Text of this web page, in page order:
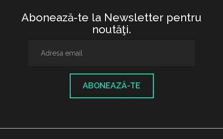
Abonează-te la Newsletter pentru
noutăţi.
ABONEAZĂ-TE